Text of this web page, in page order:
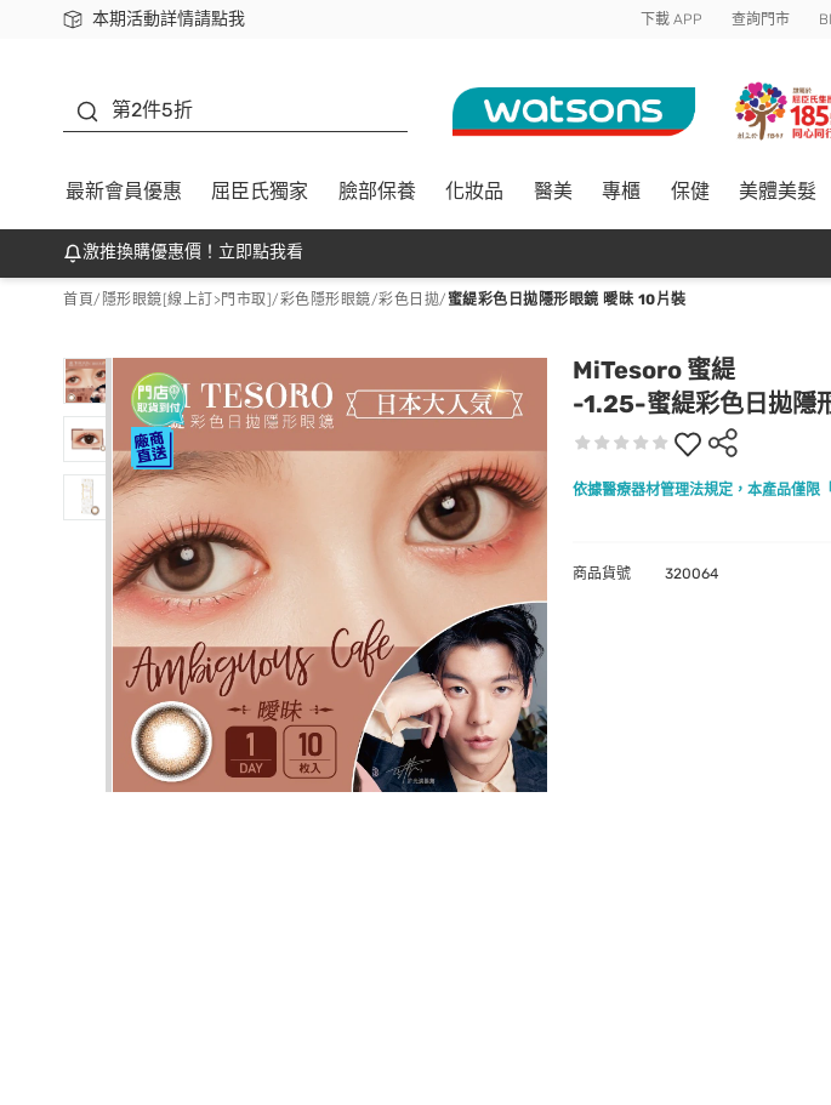
本期活動詳情請點我
下載app最高回饋$350 下載 APP 查詢門市
第2件5折
最新會員優惠 屈臣氏獨家 臉部保養 化妝品 醫美 專櫃 保健 美體美髮
激推換購優惠價！立即點我看
首頁/ 隱形眼鏡[線上訂>門市取]/彩色隱形眼鏡/彩色日拋/蜜緹彩色日拋隱形眼鏡 曖昧 10片裝
MiTesoro 蜜緹
-1.25-蜜緹彩色日拋隱
依據醫療器材管理法規定，本產品僅限
商品貨號 320064